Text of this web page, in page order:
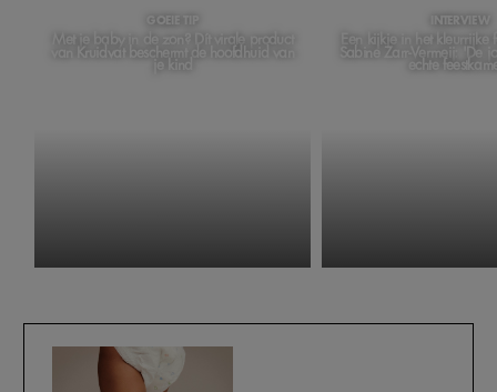
GOEIE TIP
Met je baby in de zon? Dít virale product
van Kruidvat beschermt de hoofdhuid van
INTERVIEW
Een kijkje in het kleurrijke
Sabine Zarr-Vermeij: 'De
echte